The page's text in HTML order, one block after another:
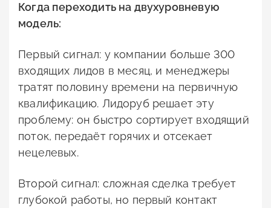
Когда переходить на двухуровневую
модель:
Первый сигнал: у компании больше 300
входящих лидов в месяц, и менеджеры
тратят половину времени на первичную
квалификацию. Лидоруб решает эту
проблему: он быстро сортирует входящий
поток, передаёт горячих и отсекает
нецелевых.
Второй сигнал: сложная сделка требует
глубокой работы, но первый контакт